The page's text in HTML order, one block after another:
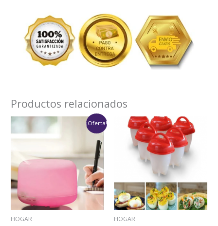
Productos relacionados
¡Oferta!
HOGAR
precio
original
$79,000.
HOGAR